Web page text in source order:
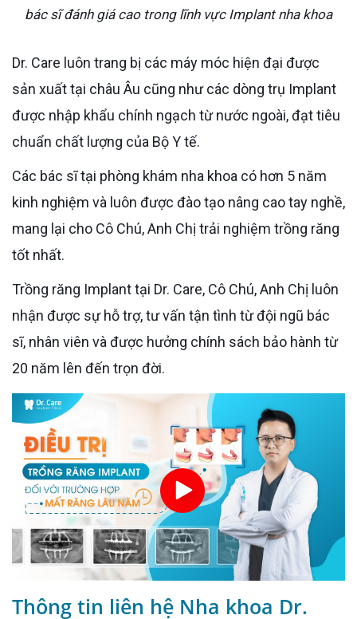
bác sĩ đánh giá cao trong lĩnh vực Implant nha khoa
Dr. Care luôn trang bị các máy móc hiện đại được
sản xuất tại châu Âu cũng như các dòng trụ Implant
được nhập khẩu chính ngạch từ nước ngoài, đạt tiêu
chuẩn chất lượng của Bộ Y tế.
Các bác sĩ tại phòng khám nha khoa có hơn 5 năm
kinh nghiệm và luôn được đào tạo nâng cao tay nghề,
mang lại cho Cô Chú, Anh Chị trải nghiệm trồng răng
tốt nhất.
Trồng răng Implant tại Dr. Care, Cô Chú, Anh Chị luôn
nhận được sự hỗ trợ, tư vấn tận tình từ đội ngũ bác
sĩ, nhân viên và được hưởng chính sách bảo hành từ
20 năm lên đến trọn đời.
Thông tin liên hệ Nha khoa Dr.